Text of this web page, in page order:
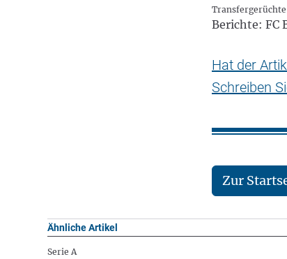
Transfergerüchte
Berichte: FC
Hat der
Schreiben
Zur
Ähnliche Artikel
Serie A